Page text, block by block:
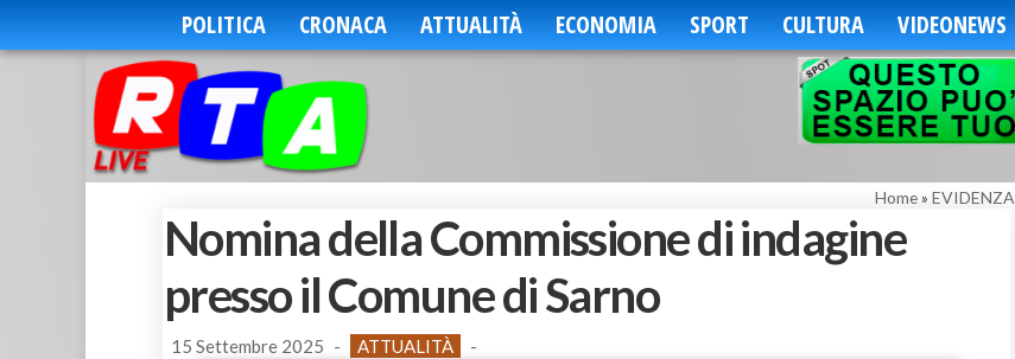
POLITICA CRONACA ATTUALITÀ ECONOMIA SPORT CULTURA VIDEONEWS
Home» EVIDENZA
Nomina della Commissione di indagine
presso il Comune di Sarno
15 Settembre 2025 - ATTUALITÀ -